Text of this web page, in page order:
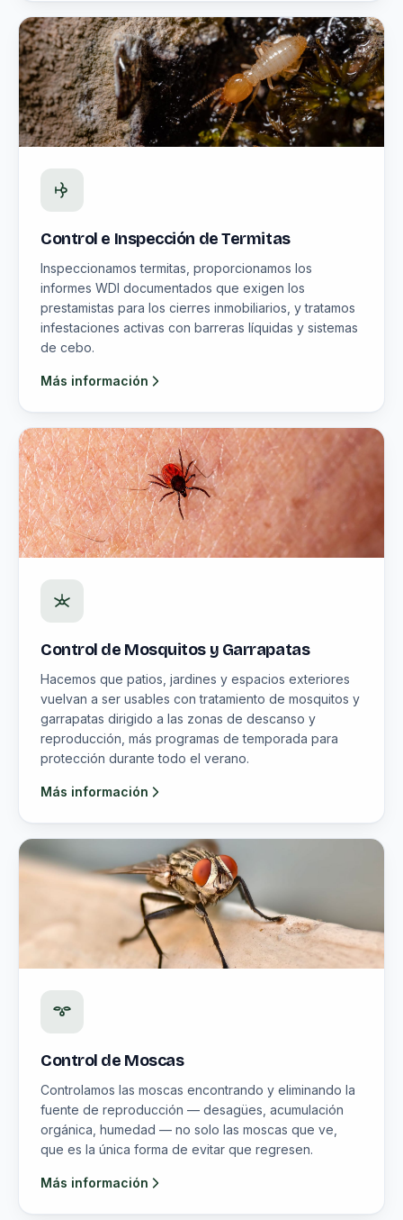
Control e Inspección de Termitas
Inspeccionamos termitas, proporcionamos los
informes WDI documentados que exigen los
prestamistas para los cierres inmobiliarios, y tratamos
infestaciones activas con barreras líquidas y sistemas
de cebo.
Más información
Control de Mosquitos y Garrapatas
Hacemos que patios, jardines y espacios exteriores
vuelvan a ser usables con tratamiento de mosquitos y
garrapatas dirigido a las zonas de descanso y
reproducción, más programas de temporada para
protección durante todo el verano.
Más información
Control de Moscas
Controlamos las moscas encontrando y eliminando la
fuente de reproducción — desagües, acumulación
orgánica, humedad — no solo las moscas que ve,
que es la única forma de evitar que regresen.
Más información